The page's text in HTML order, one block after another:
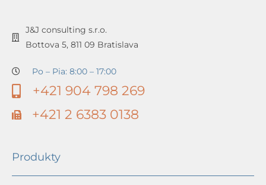
J&J consulting s.r.o.
Bottova 5, 811 09 Bratislava
Po – Pia: 8:00 – 17:00
+421 904 798 269
+421 2 6383 0138
Produkty